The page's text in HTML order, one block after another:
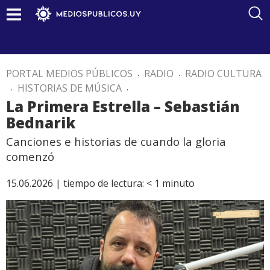
PORTAL MEDIOS PÚBLICOS . RADIO . RADIO CULTURA
. HISTORIAS DE MÚSICA .
La Primera Estrella – Sebastián
Bednarik
Canciones e historias de cuando la gloria
comenzó
15.06.2026 | tiempo de lectura: < 1 minuto